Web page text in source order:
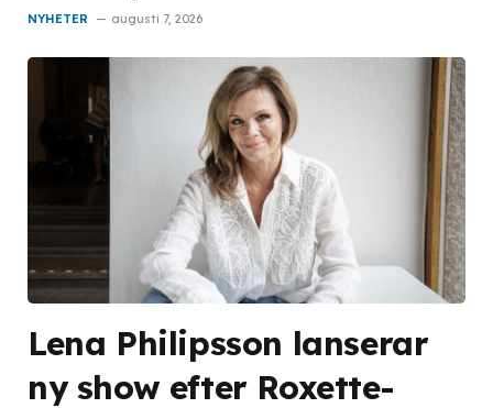
NYHETER augusti 7, 2026
Lena Philipsson lanserar
ny show efter Roxette-